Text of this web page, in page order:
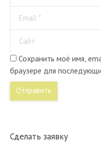
Email *
Сайт
Сохранить моё имя,
браузере для
Отправить
Сделать заявку